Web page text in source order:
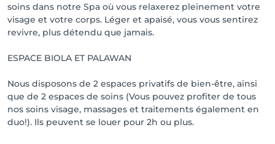
soins dans notre Spa où vous relaxerez pleinement votre
visage et votre corps. Léger et apaisé, vous vous sentirez
revivre, plus détendu que jamais.
ESPACE BIOLA ET PALAWAN
Nous disposons de 2 espaces privatifs de bien-être, ainsi
que de 2 espaces de soins (Vous pouvez profiter de tous
nos soins visage, massages et traitements également en
duo!). Ils peuvent se louer pour 2h ou plus.